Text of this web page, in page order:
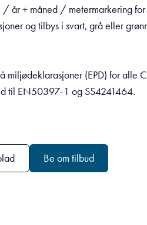
+ måned / metermarkering for
og tilbys i svart, grå eller
miljødeklarasjoner (EPD) for alle
til EN50397-1 og SS4241464.
Be om tilbud